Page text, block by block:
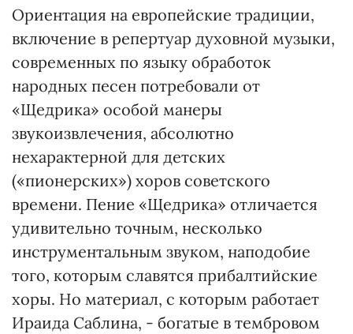
Ориентация на европейские традиции,
включение в репертуар духовной музыки,
современных по языку обработок
народных песен потребовали от
«Щедрика» особой манеры
звукоизвлечения, абсолютно
нехарактерной для детских
(«пионерских») хоров советского
времени. Пение «Щедрика» отличается
удивительно точным, несколько
инструментальным звуком, наподобие
того, которым славятся прибалтийские
хоры. Но материал, с которым работает
Ираида Саблина, - богатые в тембровом